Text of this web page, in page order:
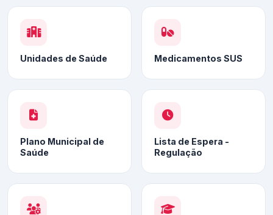
Unidades de Saúde Medicamentos SUS
Plano Municipal de
Saúde
Lista de Espera -
Regulação